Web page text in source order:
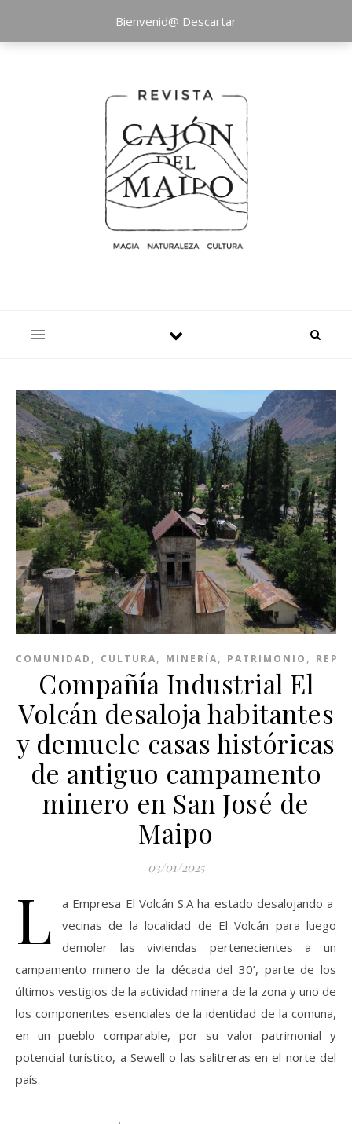
COMUNIDAD , CULTURA, MINERÍA, PATRIMONIO ,
Compañía Industrial El
Volcán desaloja habitantes
y demuele casas históricas
de antiguo campamento
minero en San José de
Maipo
03/01/2025
L
a Empresa El Volcán S.A ha estado desalojando a
vecinas de la localidad de El Volcán para luego
demoler las viviendas pertenecientes a un
campamento minero de la década del 30’, parte de los
últimos vestigios de la actividad minera de la zona y uno de
los componentes esenciales de la identidad de la comuna,
en un pueblo comparable, por su valor patrimonial y
potencial turístico, a Sewell o las salitreras en el norte del
país.
Bienvenid@ Descartar